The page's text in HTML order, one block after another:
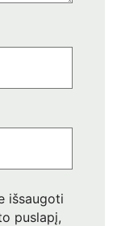
išsaugoti
puslapį,